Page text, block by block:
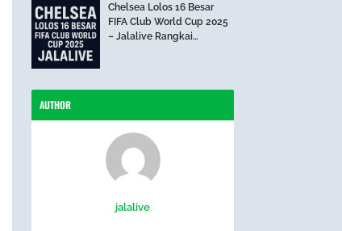
Chelsea Lolos 16 Besar
FIFA Club World Cup 2025
– Jalalive Rangkai
AUTHOR
jalalive